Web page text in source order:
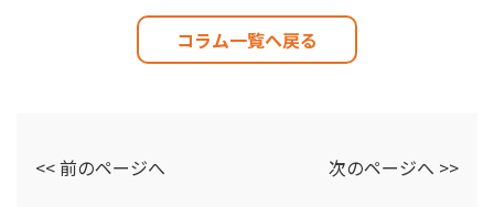
コラム一覧へ戻る
<< 前のページへ 次のページへ >>